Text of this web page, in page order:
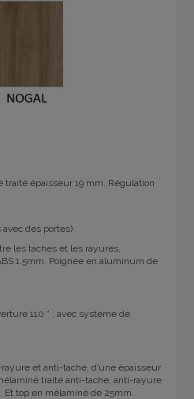
traité épaisseur 19 mm. Régulation
avec des portes)
les taches et les rayures,
1.5mm. Poignée en aluminum de
110 ° , avec système de
et anti-tache, d’une épaisseur
traité anti-tache, anti-rayure
top en mélaminé de 25mm.